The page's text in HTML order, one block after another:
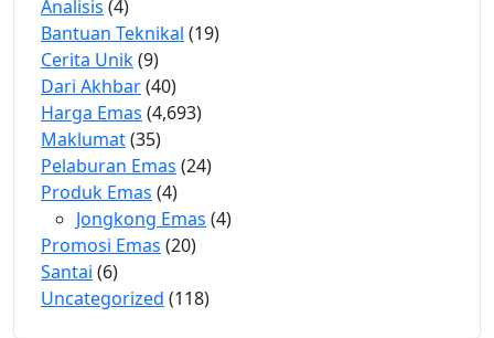
Analisis (4)
Bantuan Teknikal (19)
Cerita Unik(9)
Dari Akhbar(40)
Harga Emas (4,693)
Maklumat(35)
Pelaburan Emas (24)
Produk Emas (4)
Jongkong Emas (4)
Promosi Emas (20)
Santai (6)
Uncategorized (118)